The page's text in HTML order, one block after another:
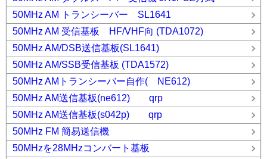
50MHz AM トランシーバー SL1641
50MHz AM 受信基板 HF/VHF向 (TDA1072)
50MHz AM/DSB送信基板(SL1641)
50MHz AM/SSB受信基板 (TDA1572)
50MHz AMトランシーバー自作( NE612)
50MHz AM送信基板(ne612) qrp
50MHz AM送信基板(s042p) qrp
50MHz FM 簡易送信機
50MHzを28MHzコンバート基板